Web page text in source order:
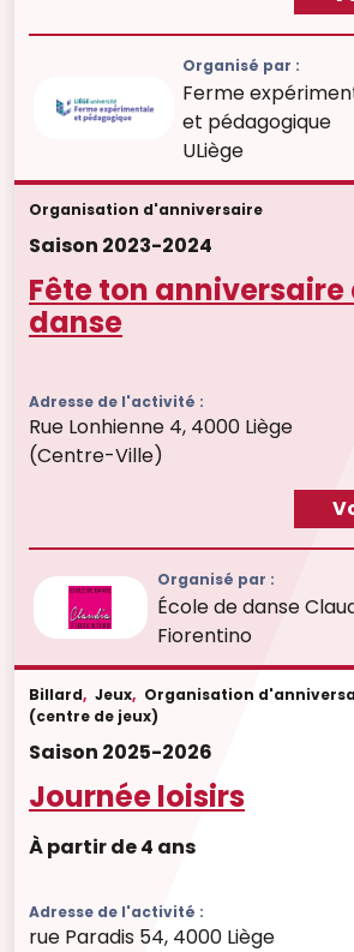
Organisé par :
Ferme
et pédagogique
ULiège
Organisé par :
École de danse
Fiorentino
Organisation d'anniversaire
Saison 2023-2024
Fête ton anniversaire
danse
Adresse de l'activité :
Rue Lonhienne 4, 4000 Liège
(Centre-Ville)
Billard, Jeux, Organisation
(centre de jeux)
Saison 2025-2026
Journée loisirs
À partir de 4 ans
Adresse de l'activité :
rue Paradis 54, 4000 Liège